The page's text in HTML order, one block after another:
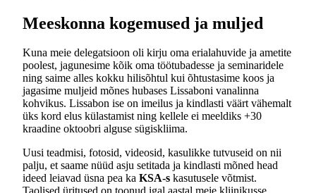
Meeskonna kogemused ja muljed
Kuna meie delegatsioon oli kirju oma erialahuvide ja ametite
poolest, jagunesime kõik oma töötubadesse ja seminaridele
ning saime alles kokku hilisõhtul kui õhtustasime koos ja
jagasime muljeid mõnes hubases Lissaboni vanalinna
kohvikus. Lissabon ise on imeilus ja kindlasti väärt vähemalt
üks kord elus külastamist ning kellele ei meeldiks +30
kraadine oktoobri alguse sügiskliima.
Uusi teadmisi, fotosid, videosid, kasulikke tutvuseid on nii
palju, et saame nüüd asju setitada ja kindlasti mõned head
ideed leiavad üsna pea ka KSA-s kasutusele võtmist.